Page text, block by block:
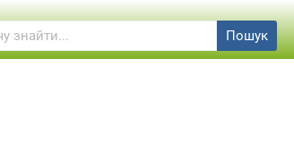
Пошук